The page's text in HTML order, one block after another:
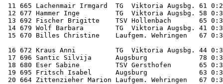
11 665 Lachenmair Irmgard  TG  Viktoria
12 677 Hammer Inge         TG  Viktoria Augsbg.
13 692 Fischer Brigitte    TSV Hollenbach
14 679 Wolf Barbara        TG  Viktoria Augsbg.
15 670 Billes Christine    Laufgem. Wehringen
16 672 Kraus Anni          TG  Viktoria Augsbg.
17 696 Santic Silvija      Augsburg
18 680 Eser Sabine         TSV Gersthofen
19 695 Fritsch Isabel      Augsburg
20 664 Zittenzieher Marion Laufgem. Wehringen